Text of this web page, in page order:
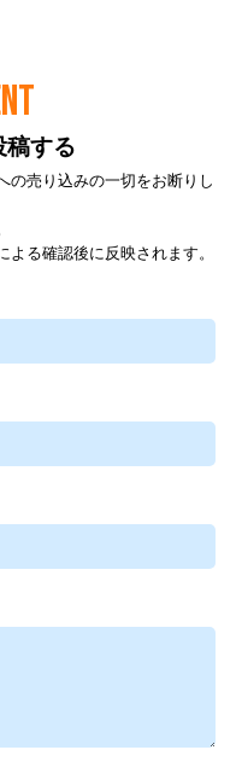
稿する
の売り込みの一切をお断りし
よる確認後に反映されます。